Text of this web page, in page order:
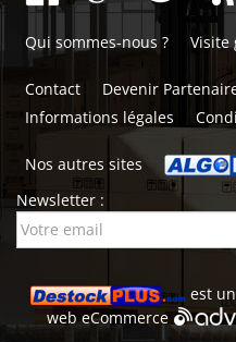
Qui sommes-nous ? Visite
Contact Devenir
Informations légales
Nos autres sites
Newsletter :
est
webeCommerce